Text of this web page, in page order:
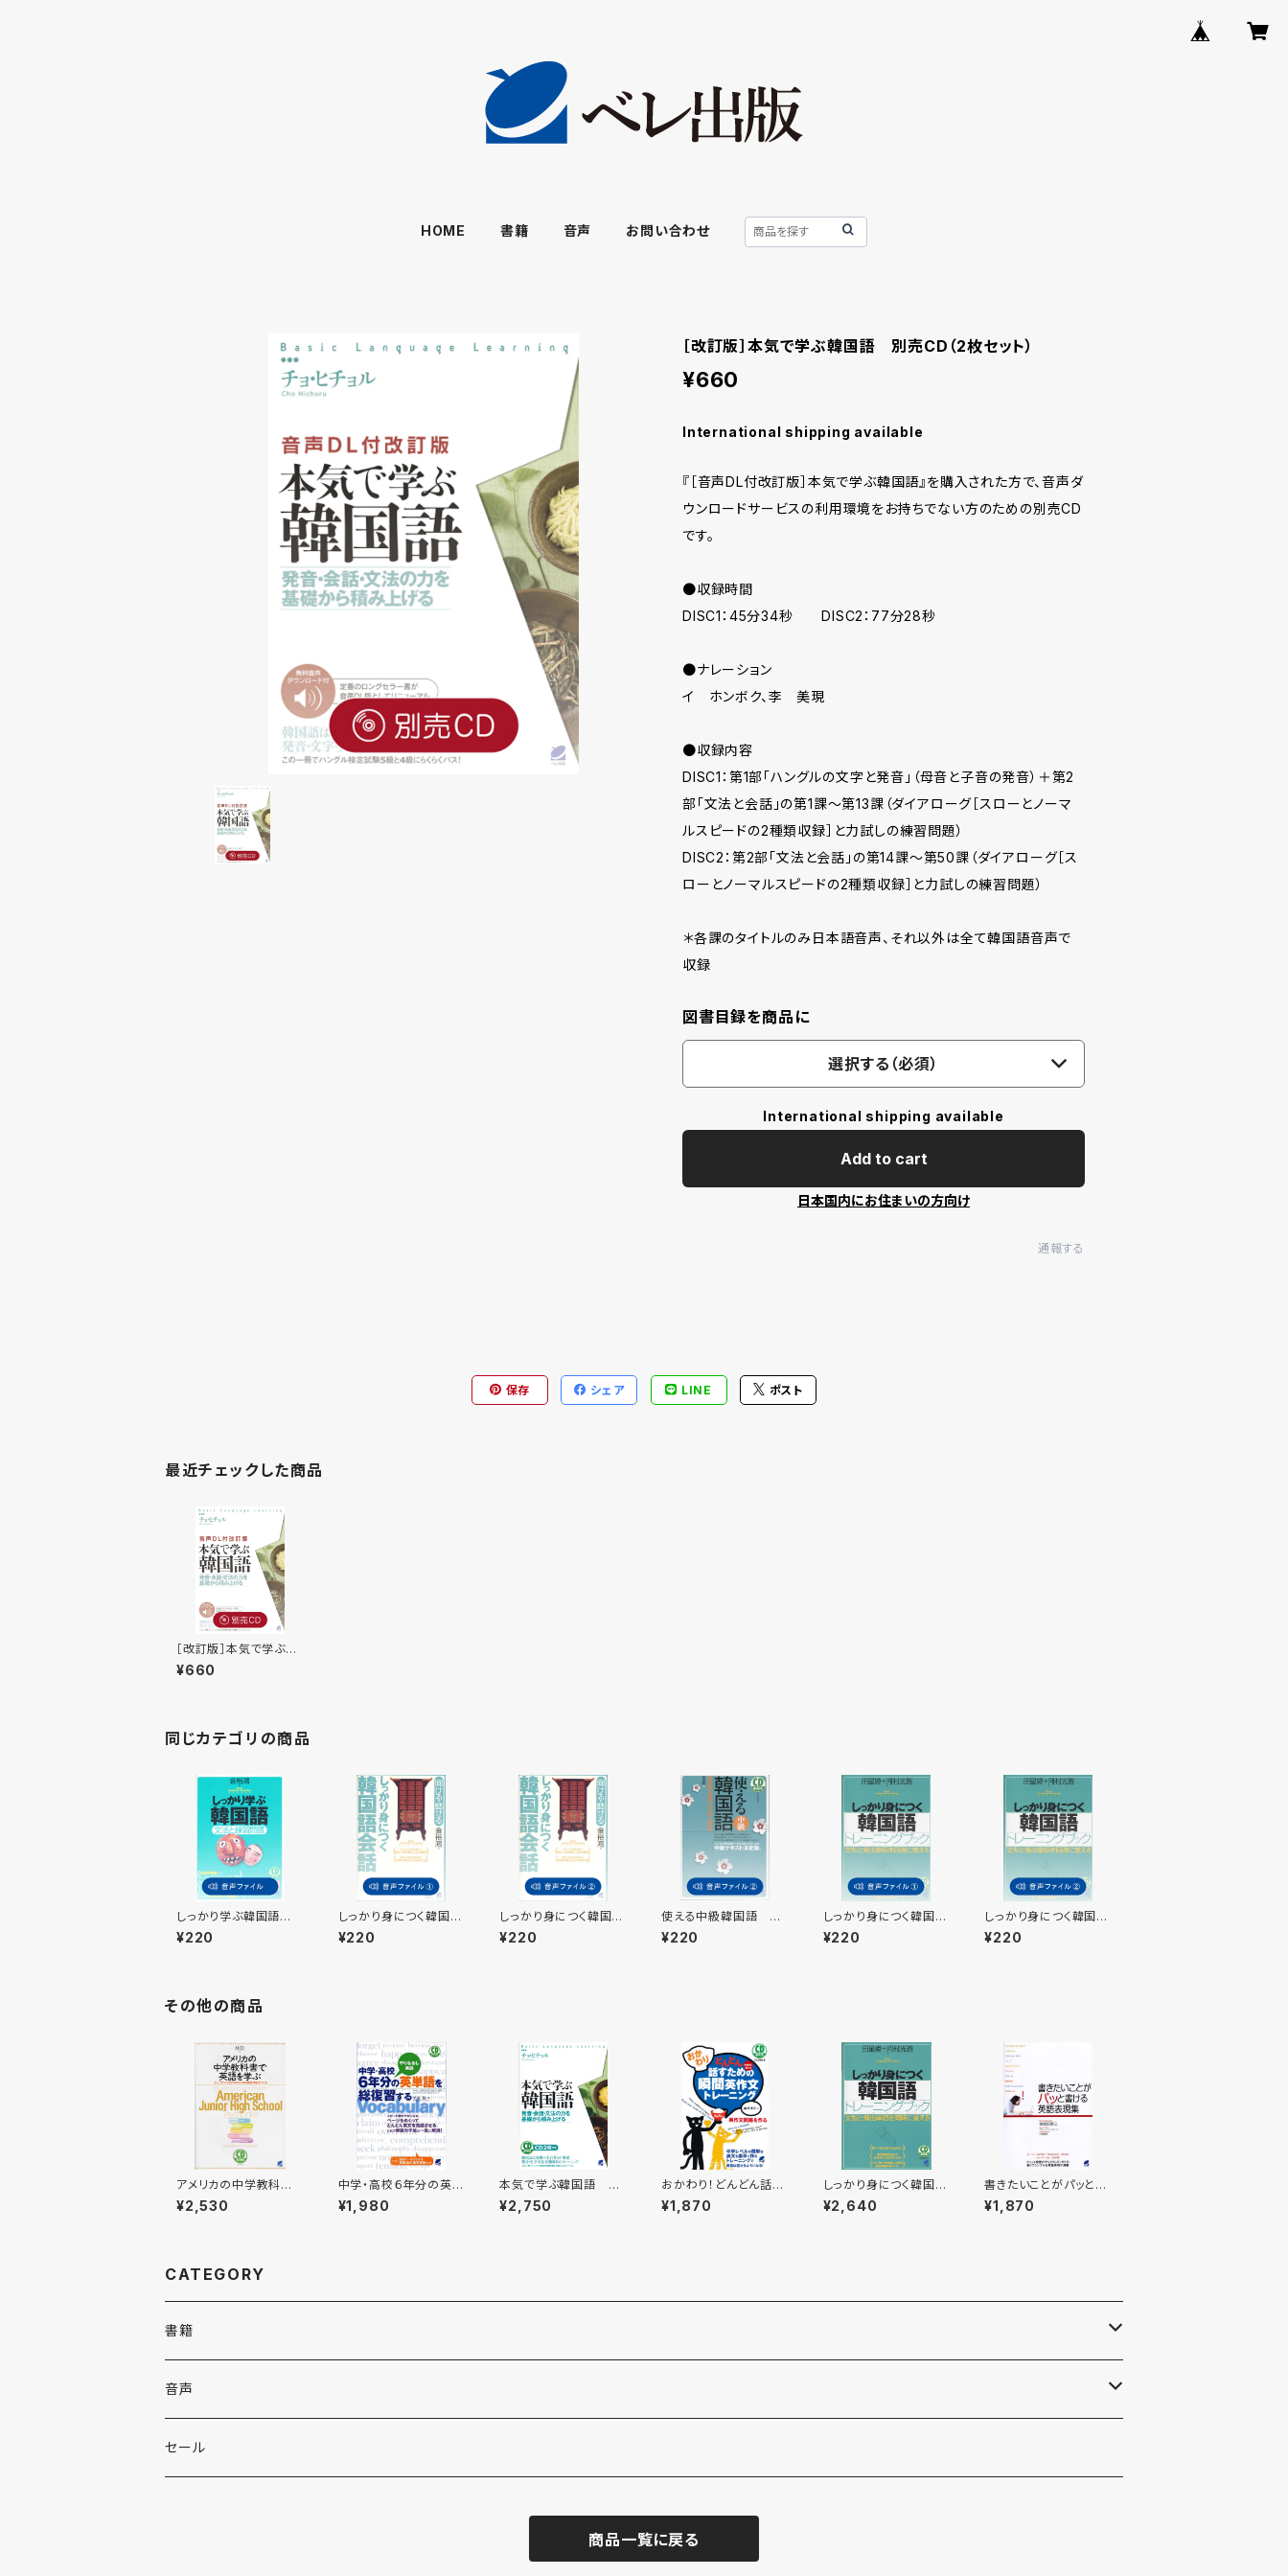
HOME 書籍 音声 お問い合わせ
［改訂版］本気で学ぶ韓国語 別売CD（2枚セット）
¥660
International shipping available
『［音声DL付改訂版］本気で学ぶ韓国語』を購入された方で、音声ダ
ウンロードサービスの利用環境をお持ちでない方のための別売CD
です。
●収録時間
DISC1：45分34秒 DISC2：77分28秒
●ナレーション
イ ホンボク、李 美現
●収録内容
DISC1：第1部「ハングルの文字と発音」（母音と子音の発音）＋第2
部「文法と会話」の第1課～第13課（ダイアローグ［スローとノーマ
ルスピードの2種類収録］と力試しの練習問題）
DISC2：第2部「文法と会話」の第14課～第50課（ダイアローグ［ス
ローとノーマルスピードの2種類収録］と力試しの練習問題）
＊各課のタイトルのみ日本語音声、それ以外は全て韓国語音声で
収録
図書目録を商品に
選択する（必須）
International shipping available
Add to cart
日本国内にお住まいの方向け
通報する
保存 シェア LINE ポスト
最近チェックした商品
［改訂版］本気で学ぶ韓
国語 別売CD（2枚セッ
ト）
¥660
同じカテゴリの商品
しっかり学ぶ韓国語
付属音声
¥220
しっかり身につく韓国語
会話 付属音声1
¥220
しっかり身につく韓国語
会話 付属音声2
¥220
使える中級韓国語 付
属音声2
¥220
しっかり身につく韓国
語 トレーニングブッ
ク 付属音声1
¥220
しっかり身につく韓国
語 トレーニングブッ
ク 付属音声2
¥220
その他の商品
アメリカの中学教科書
で英語を学ぶ CD BO
OK
¥2,530
中学・高校６年分の英単
語を総復習する CD B
OOK
¥1,980
本気で学ぶ韓国語 C
D BOOK
¥2,750
おかわり！どんどん話す
ための瞬間英作文トレ
ーニング CD BOOK
¥1,870
しっかり身につく韓国語
トレーニングブック C
D BOOK
¥2,640
書きたいことがパッと書
ける英語表現集
¥1,870
CATEGORY
書籍
英語
英会話・表現集
各国語
音声
英会話・表現集
セール
商品一覧に戻る